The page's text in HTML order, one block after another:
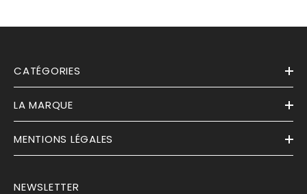
CATÉGORIES
LA MARQUE
MENTIONS LÉGALES
NEWSLETTER